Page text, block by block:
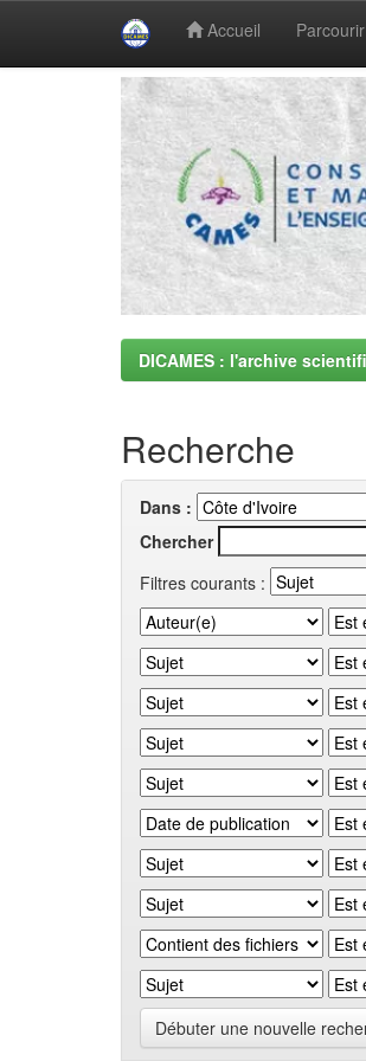
Accueil
DICAMES : l'archive
Recherche
Dans :
Chercher
Filtres courants :
Débuter une nouvelle